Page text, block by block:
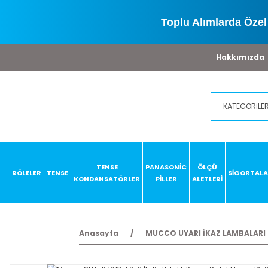
Toplu Alımlarda
Hakkımızda
RÖLELER TENSE
TENSE
KONDANSATÖRLER
PANASONİC
PİLLER
ÖLÇÜ
ALETLERİ
Anasayfa MUCCO UYARI İKAZ LAMBALARI